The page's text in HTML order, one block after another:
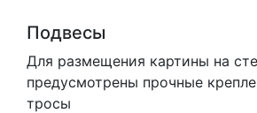
Подвесы
Для размещения картины на
предусмотрены прочные
тросы